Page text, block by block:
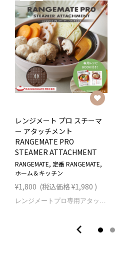
レンジメート プロ スチーマ
ー アタッチメント
RANGEMATE PRO
STEAMER ATTACHMENT
RANGEMATE, 定番 RANGEMATE,
ホーム＆キッチン
¥1,800 (税込価格¥1,980 )
レンジメートプロ専用アタッチメントが遂に登場！レンジメートの内側に置くだけで、本格的な【蒸し料理】が可能に。●届いてすぐに、蒸し料理を楽しめる。アタッチメントを使用した蒸し料理がすぐに作れるレシピブック付き。レンジメートプロ本体があれば、すぐに調理を楽しむことができます。※レンジメート プロ以外の製品(レンジメートプロ バイ ブルーノ、レンジメートプロ スクエア バイ ブルーノ、 レンジメート マグポット、レンジメート グランデ、レンジメート プレミアム 他) にはご使用いただけません。●お手入れ、とっても簡単。フッ素樹脂コーティング加工を採用。耐スクラッチ性で焦げつきにくく、調理した後の汚れがラクに落ちます。丸洗いできるので、お手入れもとっても簡単です。 ブランド RANGEMATE (レンジメート) 製品名 RANGEMATE PRO STEAMER ATTACHMENT (レンジメート プロ スチーマー アタッチメント) 型番 MCA901A メーカー希望小売価格 1,800円 (税込価格1,980円) カラー ダークブラウン サイズ(約) 直径/19.0cm×厚さ1.0cm(最大) 重量(約) 82g 材質 アルミニウム+フッ素樹脂コーティング セット内容 本体・取扱説明書兼専用レシピブック(3品) 注意事項 ※レンジメートプロ専用のアタッチメントです。 レンジメート プロ以外の製品(レンジメートプロ バイ ブルーノ、レンジメートプロ スクエア バイ ブルーノ、 レンジメート マグポット、レンジメート グランデ、レンジメート プレミアム 他) にはご使用いただけません。